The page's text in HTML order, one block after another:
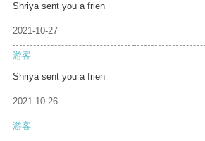
Shriya sent you a frien
2021-10-27
游客
Shriya sent you a frien
2021-10-26
游客